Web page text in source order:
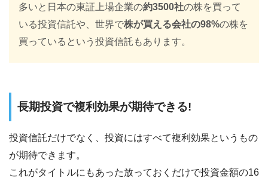
多いと日本の東証上場企業の約3500社の株を買って
いる投資信託や、世界で株が買える会社の98%の株を
買っているという投資信託もあります。
長期投資で複利効果が期待できる!
投資信託だけでなく、投資にはすべて複利効果というもの
が期待できます。
これがタイトルにもあった放っておくだけで投資金額の16